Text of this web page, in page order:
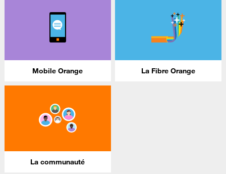
Mobile Orange La Fibre Orange
La communauté